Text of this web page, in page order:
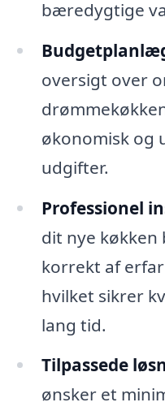
bæredygtige
oversigt over
økonomisk og
udgifter.
Professionel
dit nye
korrekt af
hvilket sikrer
lang tid.
Tilpassede
ønsker et